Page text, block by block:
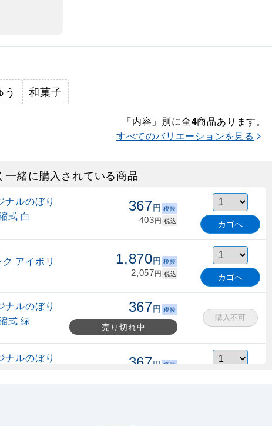
う 和菓子
「内容」別に全4商品あります。
すべてのバリエーションを見る
一緒に購入されている商品
ナルのぼり
式 白
367円 税抜
403円 税込 カゴへ
アイボリ
1,870円 税抜
2,057円 税込 カゴへ
ナルのぼり
式 緑
367円 税抜
売り切れ中
購入不可
ナルのぼり
367円 税抜